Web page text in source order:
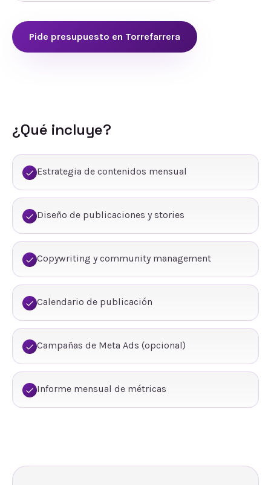
Pide presupuesto en Torrefarrera
¿Qué incluye?
Estrategia de contenidos mensual
Diseño de publicaciones y stories
Copywriting y community management
Calendario de publicación
Campañas de Meta Ads (opcional)
Informe mensual de métricas